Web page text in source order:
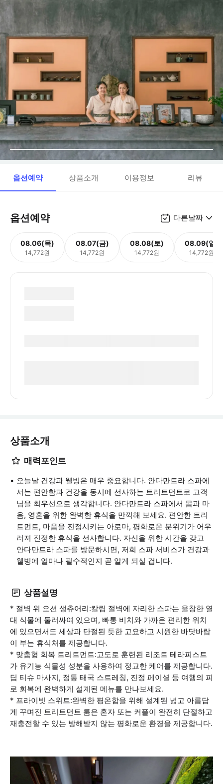
옵션예약 상품소개 이용정보 리뷰
옵션예약 다른날짜
08.06(목)
14,772원
08.07(금)
14,772원
08.08(토)
14,772원
08.09(일)
14,772원
상품소개
매력포인트
오늘날 건강과 웰빙은 매우 중요합니다. 안다만트라 스파에
서는 편안함과 건강을 동시에 선사하는 트리트먼트로 고객
님을 최우선으로 생각합니다. 안다만트라 스파에서 몸과 마
음, 영혼을 위한 완벽한 휴식을 만끽해 보세요. 편안한 트리
트먼트, 마음을 진정시키는 아로마, 평화로운 분위기가 어우
러져 진정한 휴식을 선사합니다. 자신을 위한 시간을 갖고
안다만트라 스파를 방문하시면, 저희 스파 서비스가 건강과
웰빙에 얼마나 필수적인지 곧 알게 되실 겁니다.
상품설명
* 절벽 위 오션 생츄어리:칼림 절벽에 자리한 스파는 울창한 열
대 식물에 둘러싸여 있으며, 빠통 비치와 가까운 편리한 위치
에 있으면서도 세상과 단절된 듯한 고요하고 시원한 바닷바람
이 부는 휴식처를 제공합니다.
* 맞춤형 회복 트리트먼트:고도로 훈련된 리조트 테라피스트
가 유기농 식물성 성분을 사용하여 정교한 케어를 제공합니다.
딥 티슈 마사지, 정통 태국 스트레칭, 진정 페이셜 등 여행의 피
로 회복에 완벽하게 설계된 메뉴를 만나보세요.
* 프라이빗 스위트:완벽한 평온함을 위해 설계된 넓고 아름답
게 꾸며진 트리트먼트 룸은 혼자 또는 커플이 완전히 단절하고
재충전할 수 있는 방해받지 않는 평화로운 환경을 제공합니다.